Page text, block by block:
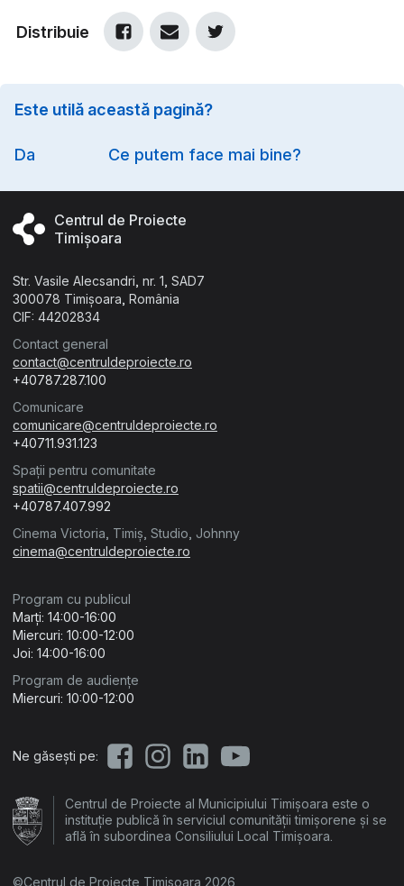
Distribuie
Este utilă această pagină?
Da Ce putem face mai bine?
Centrul de Proiecte
Timișoara
Str. Vasile Alecsandri, nr. 1, SAD7
300078 Timișoara, România
CIF: 44202834
Contact general
contact@centruldeproiecte.ro
+40787.287.100
Comunicare
comunicare@centruldeproiecte.ro
+40711.931.123
Spații pentru comunitate
spatii@centruldeproiecte.ro
+40787.407.992
Cinema Victoria, Timiș, Studio, Johnny
cinema@centruldeproiecte.ro
Program cu publicul
Marți: 14:00-16:00
Miercuri: 10:00-12:00
Joi: 14:00-16:00
Program de audiențe
Miercuri: 10:00-12:00
Ne găsești pe:
Centrul de Proiecte al Municipiului Timișoara este o
instituție publică în serviciul comunității timișorene și se
află în subordinea Consiliului Local Timișoara.
©Centrul de Proiecte Timișoara 2026